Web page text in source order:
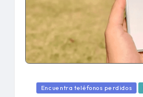
Publicado
Encuentra teléfonos perdidos